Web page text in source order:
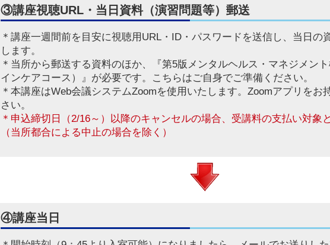
③講座視聴URL・当日資料（演習問題等）郵送
＊講座一週間前を目安に視聴用URL・ID・パスワードを送信し、当日の
します。
＊当所から郵送する資料のほか、『第5版メンタルヘルス・マネジメン
インケアコース）』が必要です。こちらはご自身でご準備ください。
＊本講座はWeb会議システムZoomを使用いたします。Zoomアプリをお
さい。
＊申込締切日（2/16～）以降のキャンセルの場合、受講料の支払い対象
（当所都合による中止の場合を除く）
④講座当日